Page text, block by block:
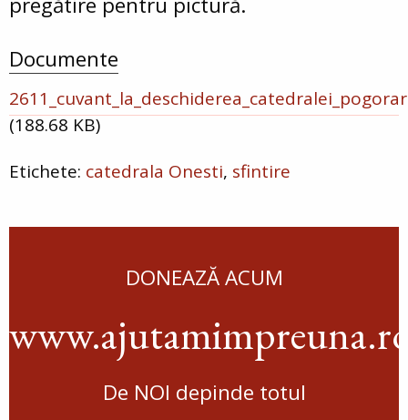
Documente
(188.68 KB)
catedrala Onesti sfintire
DONEAZĂ ACUM
De NOI depinde totul